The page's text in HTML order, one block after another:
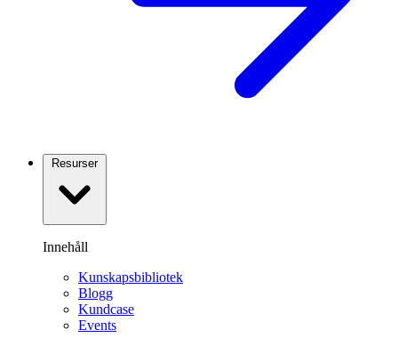
Resurser
Innehåll
Kunskapsbibliotek
Blogg
Kundcase
Events